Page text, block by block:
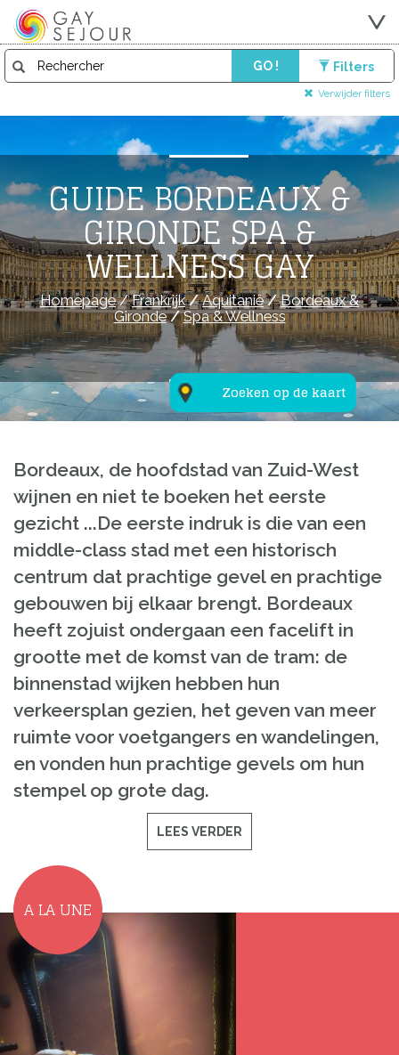
GO ! Filters
Verwijder filters
Zoeken op de kaart
GUIDE BORDEAUX &
GIRONDE SPA &
WELLNESS GAY
Homepage/Frankrijk/Aquitanië/Bordeaux &
Gironde/Spa & Wellness
Bordeaux, de hoofdstad van Zuid-West
wijnen en niet te boeken het eerste
gezicht ...De eerste indruk is die van een
middle-class stad met een historisch
centrum dat prachtige gevel en prachtige
gebouwen bij elkaar brengt. Bordeaux
heeft zojuist ondergaan een facelift in
grootte met de komst van de tram: de
binnenstad wijken hebben hun
verkeersplan gezien, het geven van meer
ruimte voor voetgangers en wandelingen,
en vonden hun prachtige gevels om hun
stempel op grote dag.
LEES VERDER
A LA UNE